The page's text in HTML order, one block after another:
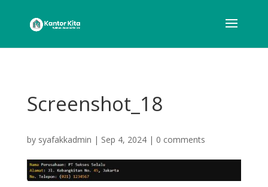
Screenshot_18
by syafakkadmin | Sep 4, 2024| 0 comments